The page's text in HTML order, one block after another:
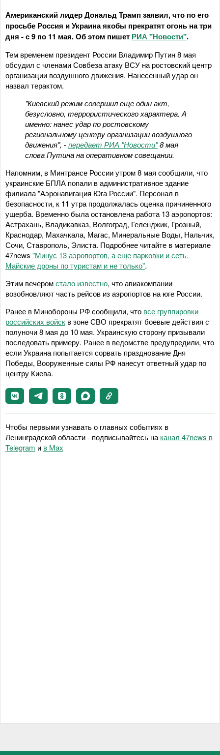
Американский лидер Дональд Трамп заявил, что по его
просьбе Россия и Украина якобы прекратят огонь на три
дня - с 9 по 11 мая. Об этом пишет РИА "Новости".
Тем временем президент России Владимир Путин 8 мая
обсудил с членами Совбеза атаку ВСУ на ростовский центр
организации воздушного движения. Нанесенный удар он
назвал терактом.
"Киевский режим совершил еще один акт,
безусловно, террористического характера. А
именно: нанес удар по ростовскому
региональному центру организации воздушного
движения", -передает РИА "Новости"8 мая
слова Путина на оперативном совещании.
Напомним, в Минтрансе России утром 8 мая сообщили, что
украинские БПЛА попали в административное здание
филиала "Аэронавигация Юга России". Персонал в
безопасности, к 11 утра продолжалась оценка причиненного
ущерба. Временно была остановлена работа 13 аэропортов:
Астрахань, Владикавказ, Волгоград, Геленджик, Грозный,
Краснодар, Махачкала, Магас, Минеральные Воды, Нальчик,
Сочи, Ставрополь, Элиста. Подробнее читайте в материале
47news "Минус 13 аэропортов, а еще парковки и сеть.
Майские дроны по туристам и не только".
Этим вечеромстало известно, что авиакомпании
возобновляют часть рейсов из аэропортов на юге России.
Ранее в Минобороны РФ сообщили, что все группировки
российских войск в зоне СВО прекратят боевые действия с
полуночи 8 мая до 10 мая. Украинскую сторону призывали
последовать примеру. Ранее в ведомстве предупредили, что
если Украина попытается сорвать празднование Дня
Победы, Вооруженные силы РФ нанесут ответный удар по
центру Киева.
Чтобы первыми узнавать о главных событиях в
Ленинградской области - подписывайтесь на канал 47news в
Telegram и в Maх